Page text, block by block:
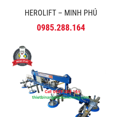
HEROLIFT – MINH PHÚ
0985.288.164